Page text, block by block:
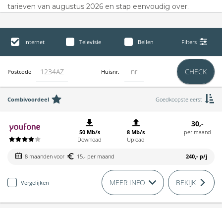
tarieven van augustus 2026 en stap eenvoudig over.
Internet Televisie Bellen Filters
Postcode Huisnr. CHECK
Combivoordeel Goedkoopste eerst
50 Mb/s
Download
8 Mb/s
Upload
30,-
per maand
8 maanden voor 15,- per maand 240,- p/j
Vergelijken MEER INFO BEKIJK